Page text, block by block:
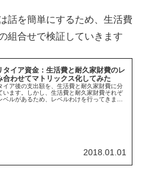
話を簡単にするため、生活費
組合せで検証していきます
タイア資金：生活費と耐久家財費のレ
合わせてマトリックス化してみた
イア後の支出額を、生活費と耐久家財費に分
います。しかし、生活費と耐久家財費それぞ
ベルがあるため、レベルわけを行ってきまし
2018.01.01